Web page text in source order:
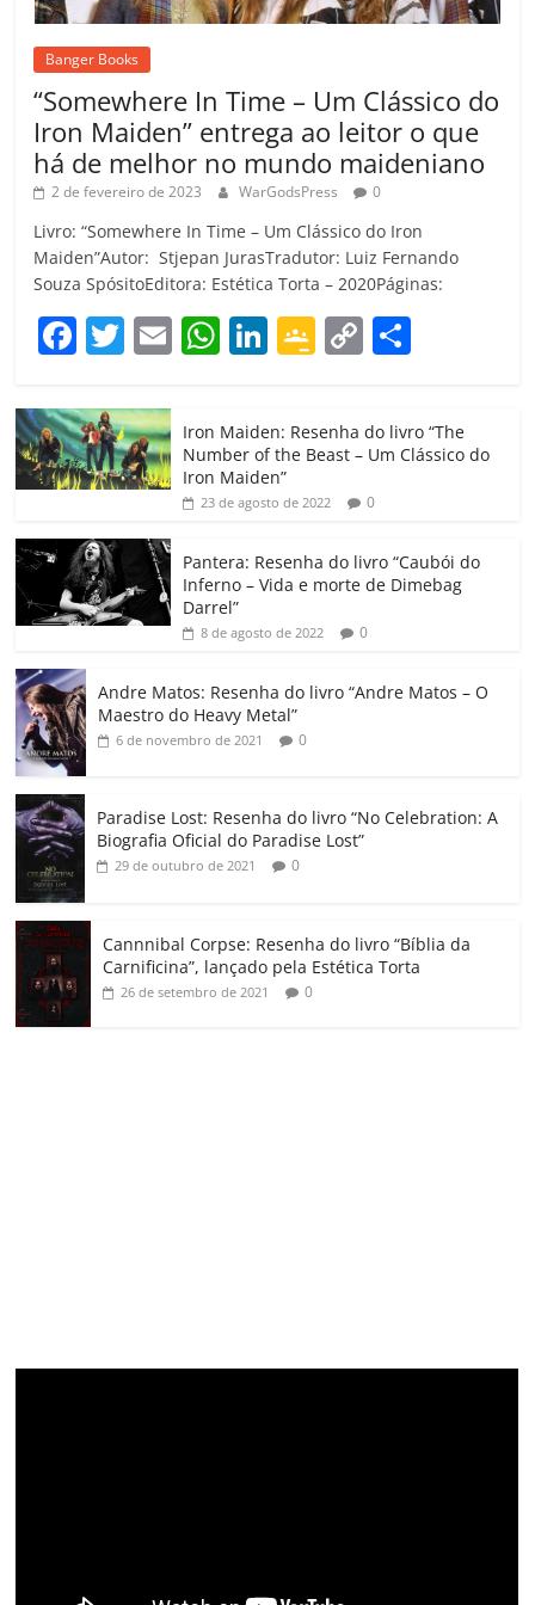
Banger Books
“Somewhere In Time – Um Clássico do
Iron Maiden” entrega ao leitor o que
há de melhor no mundo maideniano
2 de fevereiro de 2023 WarGodsPress 0
Livro: “Somewhere In Time – Um Clássico do Iron
Maiden”Autor: Stjepan JurasTradutor: Luiz Fernando
Souza SpósitoEditora: Estética Torta – 2020Páginas:
F
c
e
b
o
o
k
T
itt
er
E W
at
s
A
p
Li
e
dI
G
gl
e
Cl
a
ss
ro
o
C
p
y
Li
k
m
p
h
ar
Iron Maiden: Resenha do livro “The
Number of the Beast – Um Clássico do
Iron Maiden”
23 de agosto de 2022 0
Pantera: Resenha do livro “Caubói do
Inferno – Vida e morte de Dimebag
Darrel”
8 de agosto de 2022 0
Andre Matos: Resenha do livro “Andre Matos – O
Maestro do Heavy Metal”
6 de novembro de 2021 0
Paradise Lost: Resenha do livro “No Celebration: A
Biografia Oficial do Paradise Lost”
29 de outubro de 2021 0
Cannnibal Corpse: Resenha do livro “Bíblia da
Carnificina”, lançado pela Estética Torta
26 de setembro de 2021 0